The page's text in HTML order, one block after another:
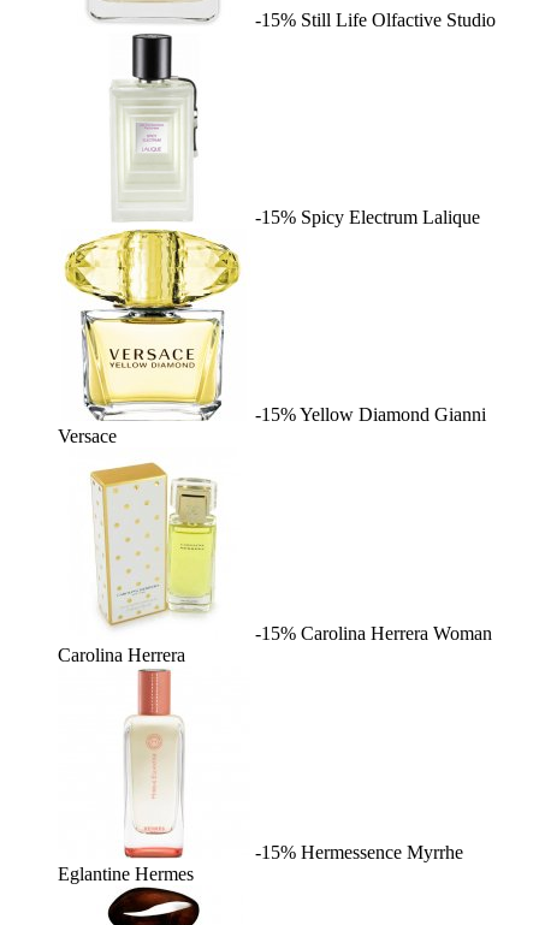
-15% Still Life Olfactive Studio
-15% Spicy Electrum Lalique
-15%Yellow Diamond Gianni
Versace
-15% Carolina Herrera Woman
Carolina Herrera
-15% Hermessence Myrrhe
Eglantine Hermes